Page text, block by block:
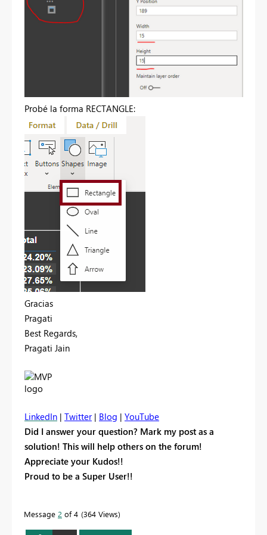
Probé la forma RECTANGLE:
Gracias
Pragati
Best Regards,
Pragati Jain
LinkedIn | Twitter| Blog | YouTube
Did I answer your question? Mark my post as a
solution! This will help others on the forum!
Appreciate your Kudos!!
Proud to be a Super User!!
Message 2 of 4 364 Views